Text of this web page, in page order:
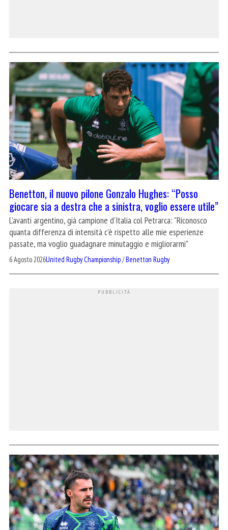
Benetton, il nuovo pilone Gonzalo Hughes: “Posso
giocare sia a destra che a sinistra, voglio essere utile”
L'avanti argentino, già campione d'Italia col Petrarca: "Riconosco
quanta differenza di intensità c'è rispetto alle mie esperienze
passate, ma voglio guadagnare minutaggio e migliorarmi"
6 Agosto 2026United Rugby Championship/Benetton Rugby